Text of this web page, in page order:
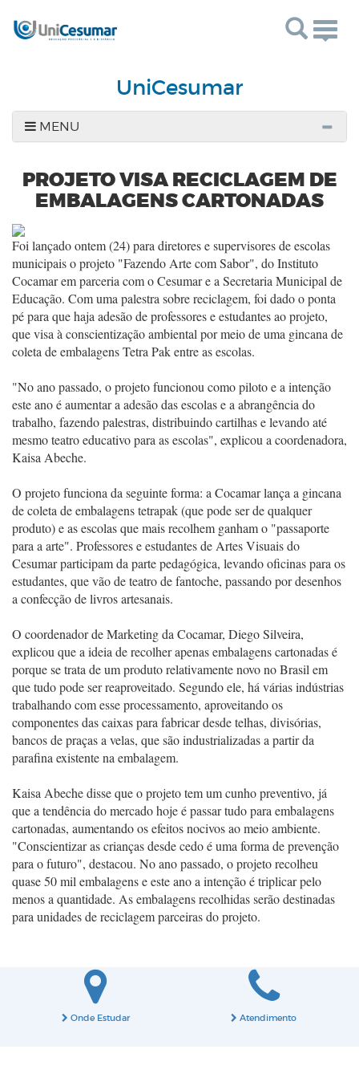
UniCesumar
MENU
PROJETO VISA RECICLAGEM DE
EMBALAGENS CARTONADAS
Foi lançado ontem (24) para diretores e supervisores de escolas
municipais o projeto "Fazendo Arte com Sabor", do Instituto
Cocamar em parceria com o Cesumar e a Secretaria Municipal de
Educação. Com uma palestra sobre reciclagem, foi dado o ponta
pé para que haja adesão de professores e estudantes ao projeto,
que visa à conscientização ambiental por meio de uma gincana de
coleta de embalagens Tetra Pak entre as escolas.
"No ano passado, o projeto funcionou como piloto e a intenção
este ano é aumentar a adesão das escolas e a abrangência do
trabalho, fazendo palestras, distribuindo cartilhas e levando até
mesmo teatro educativo para as escolas", explicou a coordenadora,
Kaisa Abeche.
O projeto funciona da seguinte forma: a Cocamar lança a gincana
de coleta de embalagens tetrapak (que pode ser de qualquer
produto) e as escolas que mais recolhem ganham o "passaporte
para a arte". Professores e estudantes de Artes Visuais do
Cesumar participam da parte pedagógica, levando oficinas para os
estudantes, que vão de teatro de fantoche, passando por desenhos
a confecção de livros artesanais.
O coordenador de Marketing da Cocamar, Diego Silveira,
explicou que a ideia de recolher apenas embalagens cartonadas é
porque se trata de um produto relativamente novo no Brasil em
que tudo pode ser reaproveitado. Segundo ele, há várias indústrias
trabalhando com esse processamento, aproveitando os
componentes das caixas para fabricar desde telhas, divisórias,
bancos de praças a velas, que são industrializadas a partir da
parafina existente na embalagem.
Kaisa Abeche disse que o projeto tem um cunho preventivo, já
que a tendência do mercado hoje é passar tudo para embalagens
cartonadas, aumentando os efeitos nocivos ao meio ambiente.
"Conscientizar as crianças desde cedo é uma forma de prevenção
para o futuro", destacou. No ano passado, o projeto recolheu
quase 50 mil embalagens e este ano a intenção é triplicar pelo
menos a quantidade. As embalagens recolhidas serão destinadas
para unidades de reciclagem parceiras do projeto.
Onde Estudar Atendimento